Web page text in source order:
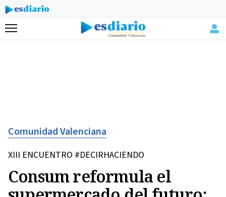
Menú
Comunidad Valenciana
XIII ENCUENTRO #DECIRHACIENDO
Consum reformula el